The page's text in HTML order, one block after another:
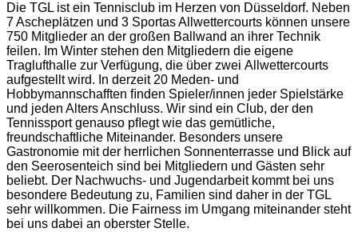
Die TGL ist ein Tennisclub im Herzen von Düsseldorf. Neben
7 Ascheplätzen und 3 Sportas Allwettercourts können unsere
750 Mitglieder an der großen Ballwand an ihrer Technik
feilen. Im Winter stehen den Mitgliedern die eigene
Traglufthalle zur Verfügung, die über zwei Allwettercourts
aufgestellt wird. In derzeit 20 Meden- und
Hobbymannschafften ﬁnden Spieler/innen jeder Spielstärke
und jeden Alters Anschluss. Wir sind ein Club, der den
Tennissport genauso pﬂegt wie das gemütliche,
freundschaftliche Miteinander. Besonders unsere
Gastronomie mit der herrlichen Sonnenterrasse und Blick auf
den Seerosenteich sind bei Mitgliedern und Gästen sehr
beliebt. Der Nachwuchs- und Jugendarbeit kommt bei uns
besondere Bedeutung zu, Familien sind daher in der TGL
sehr willkommen. Die Fairness im Umgang miteinander steht
bei uns dabei an oberster Stelle.